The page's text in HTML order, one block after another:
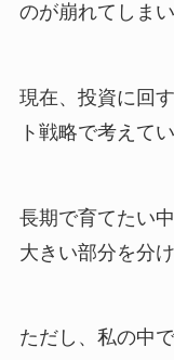
のが崩れてしまい
現在、投資に回
ト戦略で考えてい
長期で育てたい
大きい部分を分
ただし、私の中